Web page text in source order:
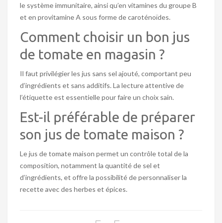
le système immunitaire, ainsi qu’en vitamines du groupe B
et en provitamine A sous forme de caroténoïdes.
Comment choisir un bon jus
de tomate en magasin ?
Il faut privilégier les jus sans sel ajouté, comportant peu
d’ingrédients et sans additifs. La lecture attentive de
l’étiquette est essentielle pour faire un choix sain.
Est-il préférable de préparer
son jus de tomate maison ?
Le jus de tomate maison permet un contrôle total de la
composition, notamment la quantité de sel et
d’ingrédients, et offre la possibilité de personnaliser la
recette avec des herbes et épices.